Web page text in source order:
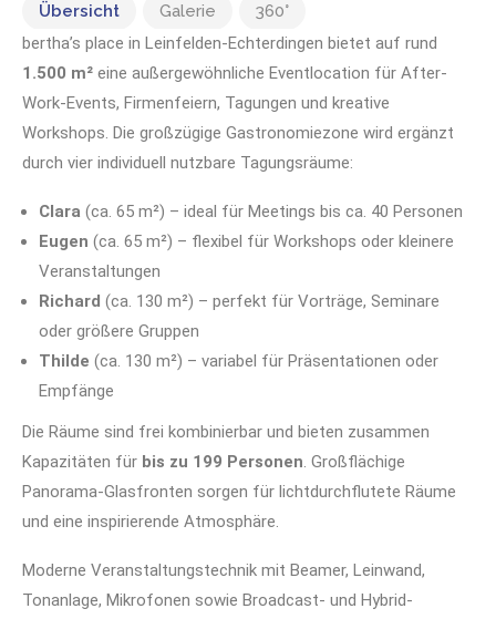
Übersicht Galerie
360°
bertha’s place in Leinfelden-Echterdingen bietet auf rund
1.500 m² eine außergewöhnliche Eventlocation für After-
Work-Events, Firmenfeiern, Tagungen und kreative
Workshops. Die großzügige Gastronomiezone wird ergänzt
durch vier individuell nutzbare Tagungsräume:
Clara (ca. 65 m²) – ideal für Meetings bis ca. 40 Personen
Eugen (ca. 65 m²) – flexibel für Workshops oder kleinere
Veranstaltungen
Richard (ca. 130 m²) – perfekt für Vorträge, Seminare
oder größere Gruppen
Thilde (ca. 130 m²) – variabel für Präsentationen oder
Empfänge
Die Räume sind frei kombinierbar und bieten zusammen
Kapazitäten für bis zu 199 Personen. Großflächige
Panorama-Glasfronten sorgen für lichtdurchflutete Räume
und eine inspirierende Atmosphäre.
Moderne Veranstaltungstechnik mit Beamer, Leinwand,
Tonanlage, Mikrofonen sowie Broadcast- und Hybrid-